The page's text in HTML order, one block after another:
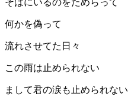
そばにいるのをためらって
何かを偽って
流れさせてた日々
この雨は止められない
まして君の涙も止められない